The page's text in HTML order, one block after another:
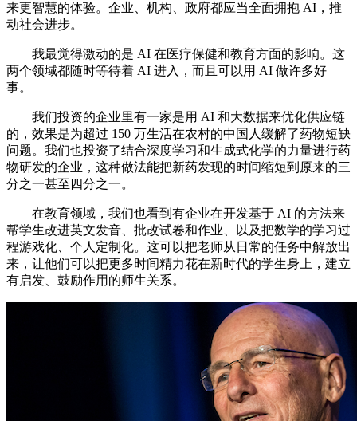
来更智慧的体验。企业、机构、政府都应当全面拥抱 AI，推
动社会进步。
我最觉得激动的是 AI 在医疗保健和教育方面的影响。这
两个领域都随时等待着 AI 进入，而且可以用 AI 做许多好
事。
我们投资的企业里有一家是用 AI 和大数据来优化供应链
的，效果是为超过 150 万生活在农村的中国人缓解了药物短缺
问题。我们也投资了结合深度学习和生成式化学的力量进行药
物研发的企业，这种做法能把新药发现的时间缩短到原来的三
分之一甚至四分之一。
在教育领域，我们也看到有企业在开发基于 AI 的方法来
帮学生改进英文发音、批改试卷和作业、以及把数学的学习过
程游戏化、个人定制化。这可以把老师从日常的任务中解放出
来，让他们可以把更多时间精力花在新时代的学生身上，建立
有启发、鼓励作用的师生关系。